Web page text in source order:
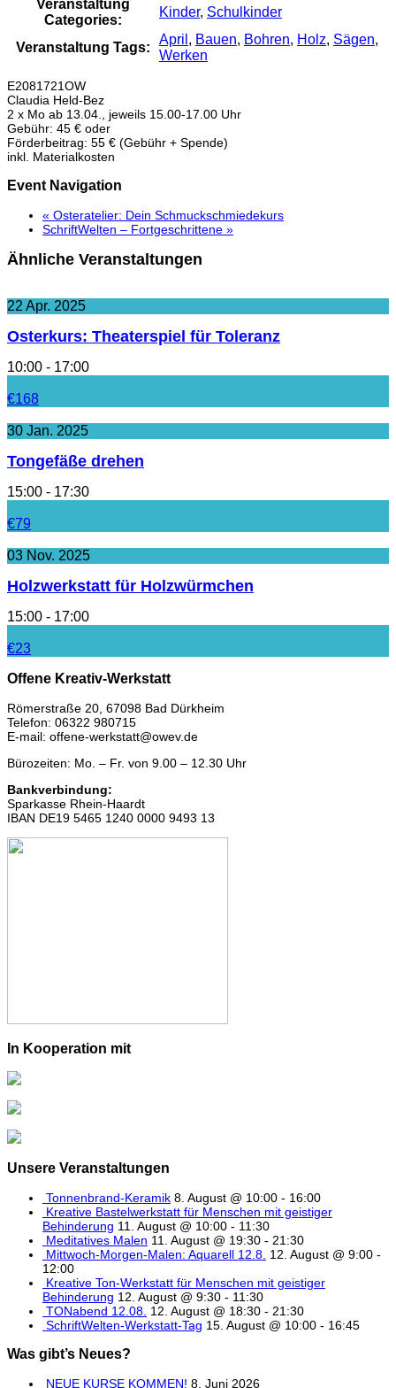
Veranstaltung
Categories:
Kinder, Schulkinder
Veranstaltung Tags:
April , Bauen, Bohren, Holz, Sägen,
Werken
E2081721OW
Claudia Held-Bez
2 x Mo ab 13.04., jeweils 15.00-17.00 Uhr
Gebühr: 45 € oder
Förderbeitrag: 55 € (Gebühr + Spende)
inkl. Materialkosten
Event Navigation
« Osteratelier: Dein Schmuckschmiedekurs
SchriftWelten – Fortgeschrittene »
Ähnliche Veranstaltungen
22 Apr. 2025
Osterkurs: Theaterspiel für Toleranz
10:00 - 17:00
€168
30 Jan. 2025
Tongefäße drehen
15:00 - 17:30
€79
03 Nov. 2025
Holzwerkstatt für Holzwürmchen
15:00 - 17:00
€23
Offene Kreativ-Werkstatt
Römerstraße 20, 67098 Bad Dürkheim
Telefon: 06322 980715
E-mail: offene-werkstatt@owev.de
Bürozeiten: Mo. – Fr. von 9.00 – 12.30 Uhr
Bankverbindung:
Sparkasse Rhein-Haardt
IBAN DE19 5465 1240 0000 9493 13
In Kooperation mit
Unsere Veranstaltungen
Tonnenbrand-Keramik 8. August @ 10:00 - 16:00
Kreative Bastelwerkstatt für Menschen mit geistiger
Behinderung 11. August @ 10:00 - 11:30
Meditatives Malen 11. August @ 19:30 - 21:30
Mittwoch-Morgen-Malen: Aquarell 12.8. 12. August @ 9:00 -
12:00
Kreative Ton-Werkstatt für Menschen mit geistiger
Behinderung 12. August @ 9:30 - 11:30
TONabend 12.08. 12. August @ 18:30 - 21:30
SchriftWelten-Werkstatt-Tag 15. August @ 10:00 - 16:45
Was gibt’s Neues?
NEUE KURSE KOMMEN! 8. Juni 2026